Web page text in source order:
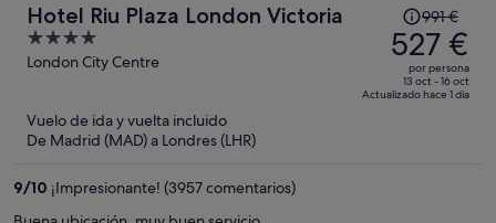
Hotel Riu Plaza London Victoria
4
out
5
London City Centre
El
precio
era
de
991 €,
991 €
527 €
por persona
13 oct - 16 oct
Actualizado hace 1 día
Vuelo de ida y vuelta incluido
De Madrid (MAD) a Londres (LHR)
9/10 ¡Impresionante! (3957 comentarios)